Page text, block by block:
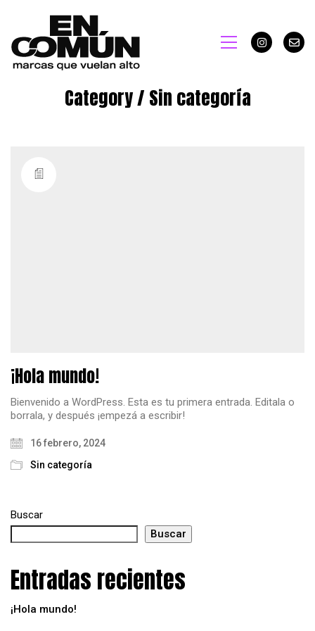
Category / Sin categoría
¡Hola mundo!
Bienvenido a WordPress. Esta es tu primera entrada. Editala o
borrala, y después ¡empezá a escribir!
16 febrero, 2024
Sin categoría
Buscar
Buscar
Entradas recientes
¡Hola mundo!